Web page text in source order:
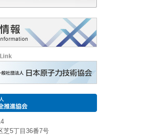
芝5丁目36番7号